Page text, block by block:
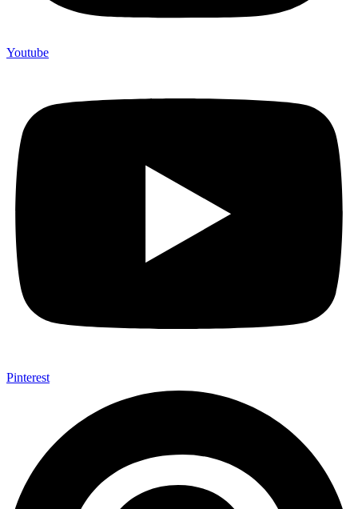
Youtube
Pinterest